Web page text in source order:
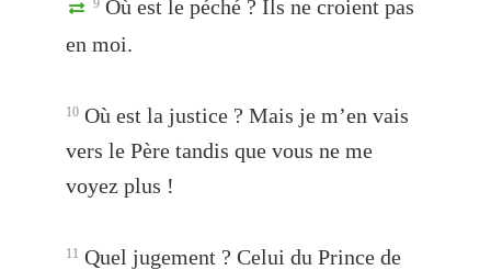
9 Où est le péché ? Ils ne croient pas
en moi.
10 Où est la justice ? Mais je m’en vais
vers le Père tandis que vous ne me
voyez plus !
11 Quel jugement ? Celui du Prince de